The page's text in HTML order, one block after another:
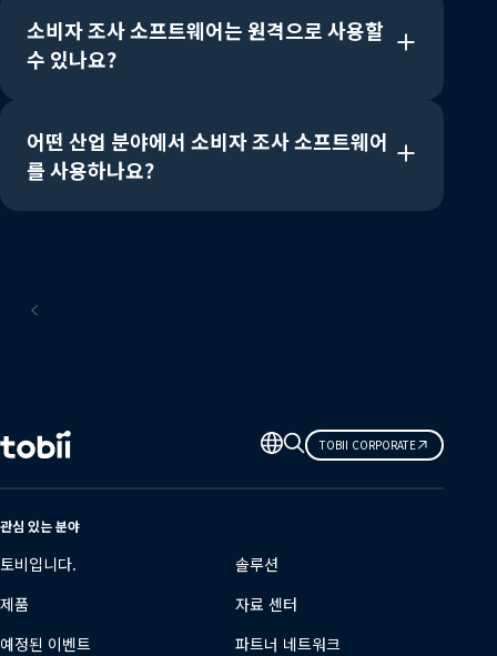
소비자 조사 소프트웨어는 원격으로 사용할
수 있나요?
어떤 산업 분야에서 소비자 조사 소프트웨어
를 사용하나요?
언
어
변
TOBII CORPORATE
관심 있는 분야
토비입니다.
솔루션
제품
자료 센터
예정된 이벤트
파트너 네트워크